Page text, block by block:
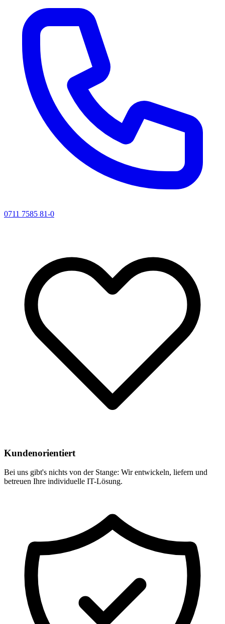
0711 7585 81-0
Kundenorientiert
Bei uns gibt's nichts von der Stange: Wir entwickeln, liefern und
betreuen Ihre individuelle IT-Lösung.